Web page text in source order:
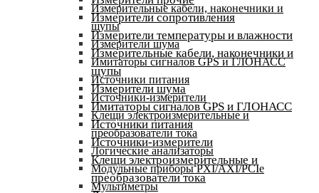
Измерительные кабели, наконечники и
щупы
Измерители шума
Имитаторы сигналов GPS и ГЛОНАСС
Источники питания
Источники-измерители
Клещи электроизмерительные и
преобразователи тока
Логические анализаторы
Модульные приборы PXI/AXI/PCIe
Мультиметры
Измерители сопротивления
Измерители температуры и влажности
Измерительные кабели, наконечники и
щупы
Измерители шума
Имитаторы сигналов GPS и ГЛОНАСС
Источники питания
Источники-измерители
Клещи электроизмерительные и
преобразователи тока